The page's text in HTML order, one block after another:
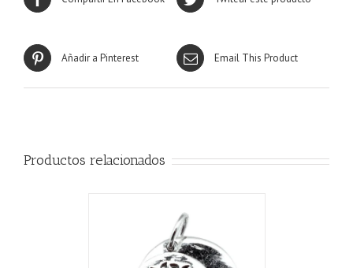
Añadir a Pinterest Email This Product
Productos relacionados